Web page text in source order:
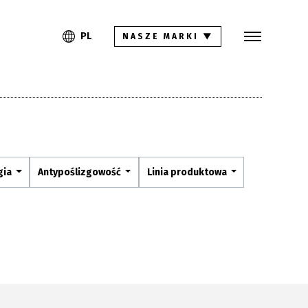
PL
PL NASZE MARKI ▼
Antypoślizgowość Linia produktowa
Inspiracje
Pliki do pobrania
Strefa architekta